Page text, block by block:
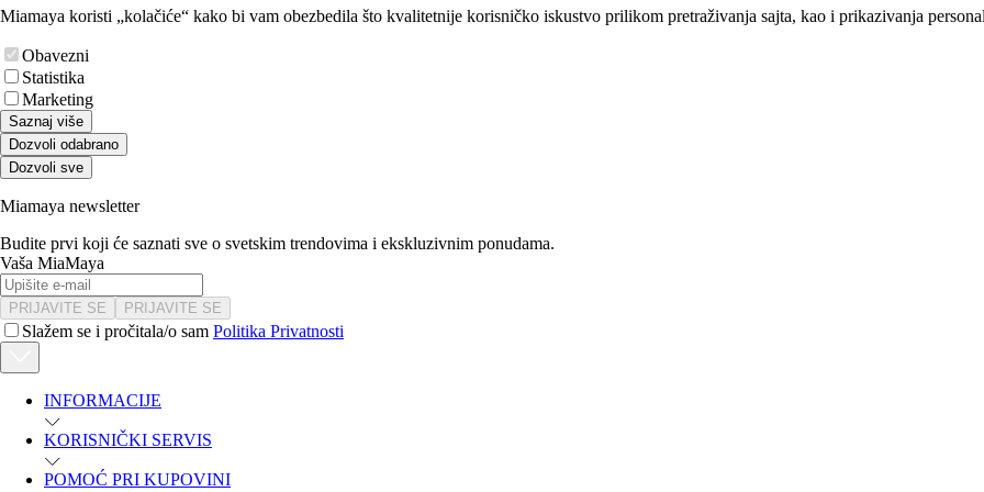
Miamaya koristi „kolačiće“ kako bi vam obezbedila što kvalitetnije korisničko iskustvo prilikom pretraživanja sajta, kao i prikazivanja
Obavezni
Statistika
Marketing
Saznaj više
Dozvoli odabrano
Dozvoli sve
Miamaya newsletter
Budite prvi koji će saznati sve o svetskim trendovima i ekskluzivnim ponudama.
Vaša MiaMaya
PRIJAVITE SE PRIJAVITE SE
Slažem se i pročitala/o sam Politika Privatnosti
INFORMACIJE
KORISNIČKI SERVIS
POMOĆ PRI KUPOVINI